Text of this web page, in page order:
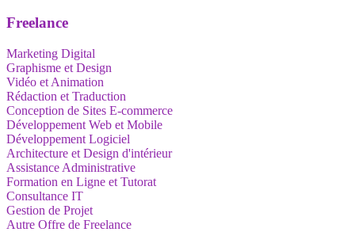
Freelance
Marketing Digital
Graphisme et Design
Vidéo et Animation
Rédaction et Traduction
Conception de Sites E-commerce
Développement Web et Mobile
Développement Logiciel
Architecture et Design d'intérieur
Assistance Administrative
Formation en Ligne et Tutorat
Consultance IT
Gestion de Projet
Autre Offre de Freelance